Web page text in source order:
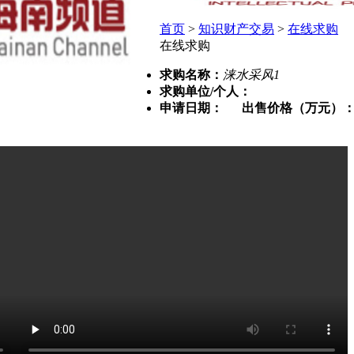
首页 > 知识财产交易 > 在线求购
在线求购
求购名称： 涞水采风1
求购单位/个人：
申请日期：
出售价格（万元）